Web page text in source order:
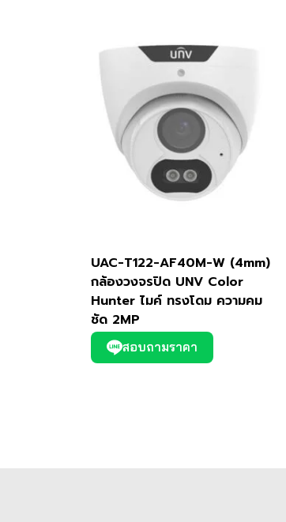
UAC-T122-AF40M-W (4mm)
กล้องวงจรปิด UNV Color
Hunter ไมค์ ทรงโดม ความคม
ชัด 2MP
สอบถามราคา